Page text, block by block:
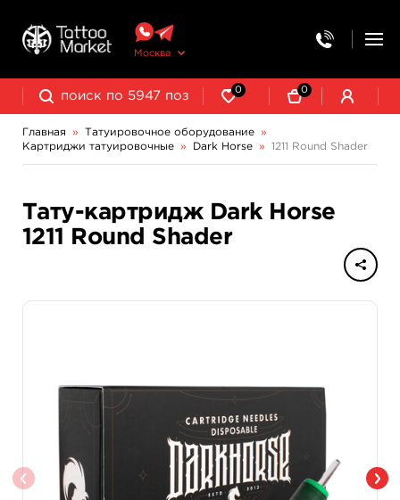
Москва
0 0
Главная » Татуировочное оборудование
»
Картриджи татуировочные
» Dark Horse » 1211 Round Shader
Тату-картридж Dark Horse
1211 Round Shader